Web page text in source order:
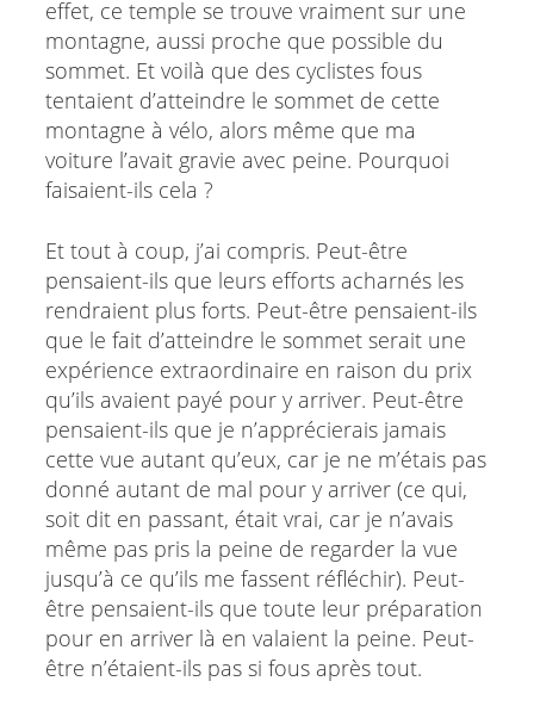
effet, ce temple se trouve vraiment sur une
montagne, aussi proche que possible du
sommet. Et voilà que des cyclistes fous
tentaient d’atteindre le sommet de cette
montagne à vélo, alors même que ma
voiture l’avait gravie avec peine. Pourquoi
faisaient-ils cela ?
Et tout à coup, j’ai compris. Peut-être
pensaient-ils que leurs efforts acharnés les
rendraient plus forts. Peut-être pensaient-ils
que le fait d’atteindre le sommet serait une
expérience extraordinaire en raison du prix
qu’ils avaient payé pour y arriver. Peut-être
pensaient-ils que je n’apprécierais jamais
cette vue autant qu’eux, car je ne m’étais pas
donné autant de mal pour y arriver (ce qui,
soit dit en passant, était vrai, car je n’avais
même pas pris la peine de regarder la vue
jusqu’à ce qu’ils me fassent réfléchir). Peut-
être pensaient-ils que toute leur préparation
pour en arriver là en valaient la peine. Peut-
être n’étaient-ils pas si fous après tout.